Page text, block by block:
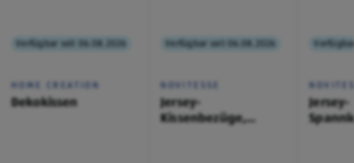
Verfügbar seit 06.08.2026
HOME CREATION
Dekokissen
Verfügbar seit 06.08.2026
NOVITESSE
Jersey-
Kissenbezüge,
Jersey-